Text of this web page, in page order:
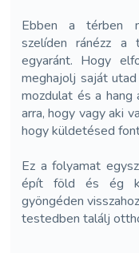
Ebben a térben
szelíden ránézz a
egyaránt. Hogy
meghajolj saját
mozdulat és a hang
arra, hogy vagy aki
hogy küldetésed
Ez a folyamat
épít föld és ég
gyöngéden
testedben találj